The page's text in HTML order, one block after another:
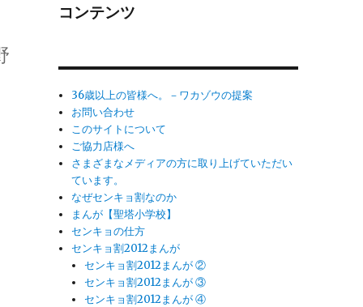
コンテンツ
36歳以上の皆様へ。－ワカゾウの提案
お問い合わせ
このサイトについて
ご協力店様へ
さまざまなメディアの方に取り上げていただい
ています。
なぜセンキョ割なのか
まんが【聖塔小学校】
センキョの仕方
センキョ割2012まんが
センキョ割2012まんが ②
センキョ割2012まんが ③
センキョ割2012まんが ④